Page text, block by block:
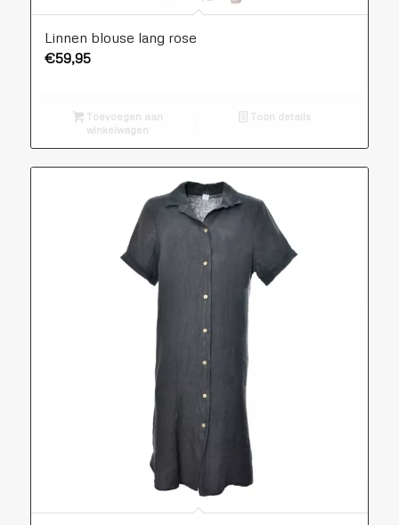
Linnen blouse lang rose
€59,95
Toevoegen aan
winkelwagen
Toon details